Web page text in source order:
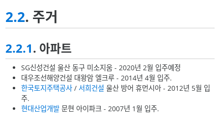
2.2. 주거
2.2.1. 아파트
SG신성건설 울산 동구 미소지움 - 2020년 2월 입주예정
대우조선해양건설 대왕암 엘크루 - 2014년 4월 입주.
한국토지주택공사 /서희건설 울산 방어 휴먼시아 - 2012년 5월 입
주.
현대산업개발 문현 아이파크 - 2007년 1월 입주.